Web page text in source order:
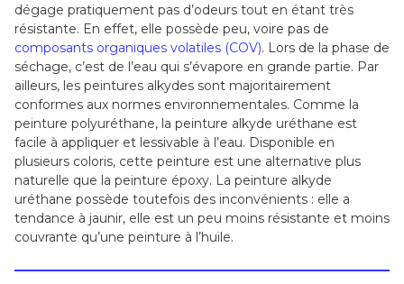
dégage pratiquement pas d’odeurs tout en étant très
résistante. En effet, elle possède peu, voire pas de
composants organiques volatiles (COV). Lors de la phase de
séchage, c’est de l’eau qui s’évapore en grande partie. Par
ailleurs, les peintures alkydes sont majoritairement
conformes aux normes environnementales. Comme la
peinture polyuréthane, la peinture alkyde uréthane est
facile à appliquer et lessivable à l’eau. Disponible en
plusieurs coloris, cette peinture est une alternative plus
naturelle que la peinture époxy. La peinture alkyde
uréthane possède toutefois des inconvénients : elle a
tendance à jaunir, elle est un peu moins résistante et moins
couvrante qu’une peinture à l’huile.